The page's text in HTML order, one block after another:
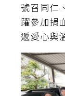
號召同仁
躍參加捐
遞愛心與